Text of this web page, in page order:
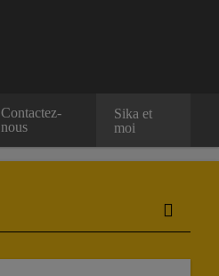
Contactez-
nous
Sika et
moi